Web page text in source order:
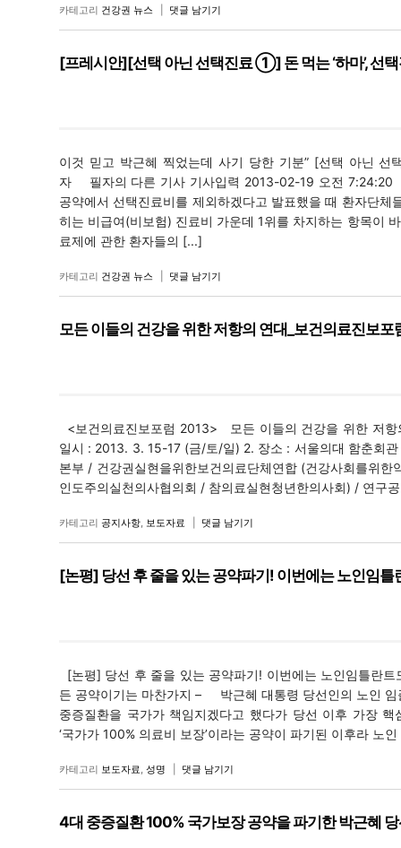
카테고리 건강권 뉴스 댓글 남기기
[프레시안][선택 아닌 선택진료 ①] 돈 먹는 ‘하마’, 선
이것 믿고 박근혜 찍었는데 사기 당한 기분” [선택 아닌
자 필자의 다른 기사 기사입력 2013-02-19 오전 7:24:20
공약에서 선택진료비를 제외하겠다고 발표했을 때 환자단
히는 비급여(비보험) 진료비 가운데 1위를 차지하는 항목이
료제에 관한 환자들의 [...]
카테고리 건강권 뉴스 댓글 남기기
모든 이들의 건강을 위한 저항의 연대_보건의료진보포
<보건의료진보포럼 2013> 모든 이들의 건강을 위한 저
일시 : 2013. 3. 15-17 (금/토/일) 2. 장소 : 서울의대 함춘회
본부 / 건강권실현을위한보건의료단체연합 (건강사회를위
인도주의실천의사협의회 / 참의료실현청년한의사회) / 연구
카테고리 공지사항 보도자료 댓글 남기기
[논평] 당선 후 줄을 있는 공약파기! 이번에는 노인임틀
[논평] 당선 후 줄을 있는 공약파기! 이번에는 노인임틀란
든 공약이기는 마찬가지 – 박근혜 대통령 당선인의 노인
중증질환을 국가가 책임지겠다고 했다가 당선 이후 가장
‘국가가 100% 의료비 보장’이라는 공약이 파기된 이후라 노
카테고리 보도자료 성명 댓글 남기기
4대 중증질환 100% 국가보장 공약을 파기한 박근혜